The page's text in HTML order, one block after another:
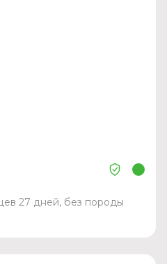
27 дней, без породы